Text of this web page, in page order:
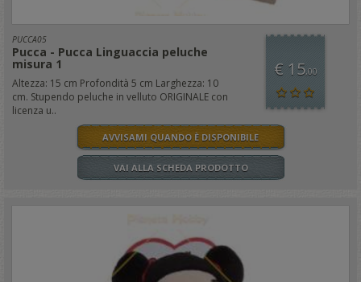
PUCCA05
Pucca - Pucca Linguaccia peluche
misura 1
Altezza: 15 cm Profondità 5 cm Larghezza: 10
cm. Stupendo peluche in velluto ORIGINALE con
licenza u..
€ 15,00
AVVISAMI QUANDO È DISPONIBILE
VAI ALLA SCHEDA PRODOTTO